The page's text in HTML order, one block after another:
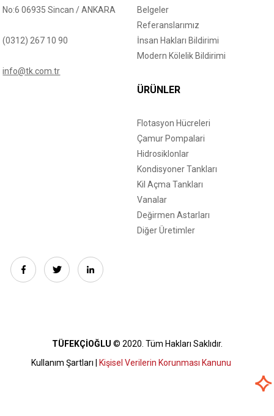
No:6 06935 Sincan / ANKARA
(0312) 267 10 90
info@tk.com.tr
Belgeler
Referanslarımız
İnsan Hakları Bildirimi
Modern Kölelik Bildirimi
ÜRÜNLER
Flotasyon Hücreleri
Çamur Pompalari
Hidrosiklonlar
Kondisyoner Tankları
Kil Açma Tankları
Vanalar
Değirmen Astarları
Diğer Üretimler
TÜFEKÇİOĞLU © 2020. Tüm Hakları Saklıdır.
Kullanım Şartları |
Kişisel Verilerin Korunması Kanunu